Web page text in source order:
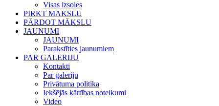
Visas izsoles
PIRKT MĀKSLU
PĀRDOT MĀKSLU
JAUNUMI
JAUNUMI
Parakstīties jaunumiem
PAR GALERIJU
Kontakti
Par galeriju
Privātuma politika
Iekšējās kārtības noteikumi
Video